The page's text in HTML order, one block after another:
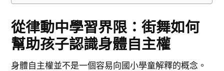
從律動中學習界限：街舞如何
幫助孩子認識身體自主權
身體自主權並不是一個容易向國小學童解釋的概念。